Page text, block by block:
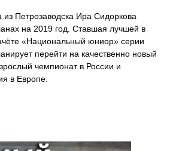
из Петрозаводска Ира Сидоркова
на 2019 год. Ставшая лучшей в
«Национальный юниор» серии
перейти на качественно новый
чемпионат в России и
в Европе.